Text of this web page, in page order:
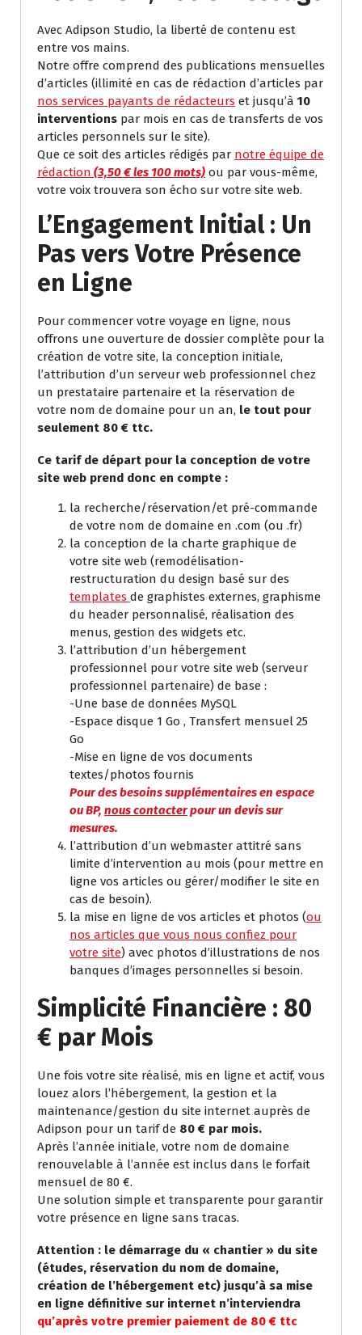
Avec Adipson Studio, la liberté de contenu est
entre vos mains.
Notre offre comprend des publications mensuelles
d’articles (illimité en cas de rédaction d’articles par
nos services payants de rédacteurs et jusqu’à 10
interventions par mois en cas de transferts de vos
articles personnels sur le site).
Que ce soit des articles rédigés par notre équipe de
rédaction (3,50 € les 100 mots) ou par vous-même,
votre voix trouvera son écho sur votre site web.
L’Engagement Initial : Un
Pas vers Votre Présence
en Ligne
Pour commencer votre voyage en ligne, nous
offrons une ouverture de dossier complète pour la
création de votre site, la conception initiale,
l’attribution d’un serveur web professionnel chez
un prestataire partenaire et la réservation de
votre nom de domaine pour un an, le tout pour
seulement 80 € ttc.
Ce tarif de départ pour la conception de votre
site web prend donc en compte :
la recherche/réservation/et pré-commande
de votre nom de domaine en .com (ou .fr)
la conception de la charte graphique de
votre site web (remodélisation-
restructuration du design basé sur des
templates de graphistes externes, graphisme
du header personnalisé, réalisation des
menus, gestion des widgets etc.
l’attribution d’un hébergement
professionnel pour votre site web (serveur
professionnel partenaire) de base :
-Une base de données MySQL
-Espace disque 1 Go , Transfert mensuel 25
Go
-Mise en ligne de vos documents
textes/photos fournis
Pour des besoins supplémentaires en espace
ou BP, nous contacterpour un devis sur
mesures.
l’attribution d’un webmaster attitré sans
limite d’intervention au mois (pour mettre en
ligne vos articles ou gérer/modifier le site en
cas de besoin).
la mise en ligne de vos articles et photos (ou
nos articles que vous nous confiez pour
votre site) avec photos d’illustrations de nos
banques d’images personnelles si besoin.
Simplicité Financière : 80
€ par Mois
Une fois votre site réalisé, mis en ligne et actif, vous
louez alors l’hébergement, la gestion et la
maintenance/gestion du site internet auprès de
Adipson pour un tarif de 80 € par mois.
Après l’année initiale, votre nom de domaine
renouvelable à l’année est inclus dans le forfait
mensuel de 80 €.
Une solution simple et transparente pour garantir
votre présence en ligne sans tracas.
Attention : le démarrage du « chantier » du site
(études, réservation du nom de domaine,
création de l’hébergement etc) jusqu’à sa mise
en ligne définitive sur internet n’interviendra
qu’après votre premier paiement de 80 € ttc